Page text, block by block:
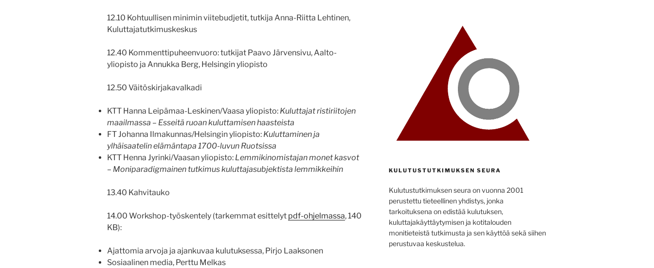
12.10 Kohtuullisen minimin viitebudjetit, tutkija Anna-Riitta Lehtinen,
Kuluttajatutkimuskeskus
12.40 Kommenttipuheenvuoro: tutkijat Paavo Järvensivu, Aalto-
yliopisto ja Annukka Berg, Helsingin yliopisto
12.50 Väitöskirjakavalkadi
KTT Hanna Leipämaa-Leskinen/Vaasa yliopisto: Kuluttajat ristiriitojen
maailmassa – Esseitä ruoan kuluttamisen haasteista
FT Johanna Ilmakunnas/Helsingin yliopisto: Kuluttaminen ja
ylhäisaatelin elämäntapa 1700-luvun Ruotsissa
KTT Henna Jyrinki/Vaasan yliopisto: Lemmikinomistajan monet kasvot
– Moniparadigmainen tutkimus kuluttajasubjektista lemmikkeihin
13.40 Kahvitauko
14.00 Workshop-työskentely (tarkemmat esittelyt pdf-ohjelmassa, 140
KB):
Ajattomia arvoja ja ajankuvaa kulutuksessa, Pirjo Laaksonen
Sosiaalinen media, Perttu Melkas
KULUTUSTUTKIMUKSEN SEURA
Kulutustutkimuksen seura on vuonna 2001
perustettu tieteellinen yhdistys, jonka
tarkoituksena on edistää kulutuksen,
kuluttajakäyttäytymisen ja kotitalouden
monitieteistä tutkimusta ja sen käyttöä sekä siihen
perustuvaa keskustelua.